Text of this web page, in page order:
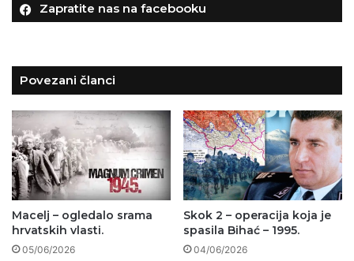
Zapratite nas na facebooku
Povezani članci
Macelj – ogledalo srama
hrvatskih vlasti.
05/06/2026
Skok 2 – operacija koja je
spasila Bihać – 1995.
04/06/2026